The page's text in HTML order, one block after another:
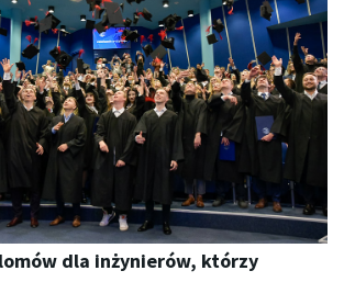
dla inżynierów, którzy